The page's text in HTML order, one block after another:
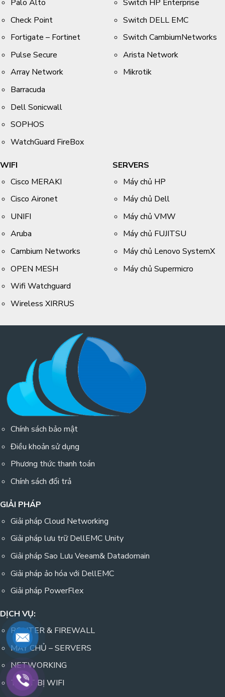
Palo Alto
Check Point
Fortigate – Fortinet
Pulse Secure
Array Network
Barracuda
Dell Sonicwall
SOPHOS
WatchGuard FireBox
Switch HP Enterprise
Switch DELL EMC
Switch CambiumNetworks
Arista Network
Mikrotik
WIFI
Cisco MERAKI
Cisco Aironet
UNIFI
Aruba
Cambium Networks
OPEN MESH
Wifi Watchguard
Wireless XIRRUS
SERVERS
Máy chủ HP
Máy chủ Dell
Máy chủ VMW
Máy chủ FUJITSU
Máy chủ Lenovo SystemX
Máy chủ Supermicro
Chính sách bảo mật
Điều khoản sử dụng
Phương thức thanh toán
Chính sách đổi trả
GIẢI PHÁP
Giải pháp Cloud Networking
Giải pháp lưu trữ DellEMC Unity
Giải pháp Sao Lưu Veeam& Datadomain
Giải pháp ảo hóa với DellEMC
Giải pháp PowerFlex
DỊCH VỤ:
ROUTER & FIREWALL
MÁY CHỦ – SERVERS
NETWORKING
THIẾT BỊ WIFI